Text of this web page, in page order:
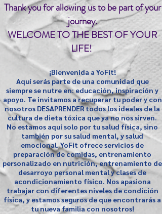
Thank you for allowing us to be part of your
journey.
WELCOME TO THE BEST OF YOUR
LIFE!
¡Bienvenida a YoFit!
Aquí serás parte de una comunidad que
siempre se nutre en: educación, inspiración y
apoyo. Te invitamos a recuperar tu poder y con
nosotros DESAPRENDER todos los ideales de la
cultura de dieta tóxica que ya no nos sirven.
No estamos aquí solo por tu salud física, sino
también por su salud mental, y salud
emocional. YoFit ofrece servicios de
preparación de comidas, entrenamiento
personalizado en nutrición, entrenamiento de
desarroyo personal mental y clases de
acondicionamiento físico. Nos apasiona
trabajar con diferentes niveles de condición
física, y estamos seguros de que encontrarás a
tu nueva familia con nosotros!